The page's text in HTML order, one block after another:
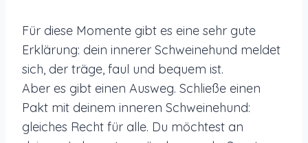
Für diese Momente gibt es eine sehr gute
Erklärung: dein innerer Schweinehund meldet
sich, der träge, faul und bequem ist.
Aber es gibt einen Ausweg. Schließe einen
Pakt mit deinem inneren Schweinehund:
gleiches Recht für alle. Du möchtest an